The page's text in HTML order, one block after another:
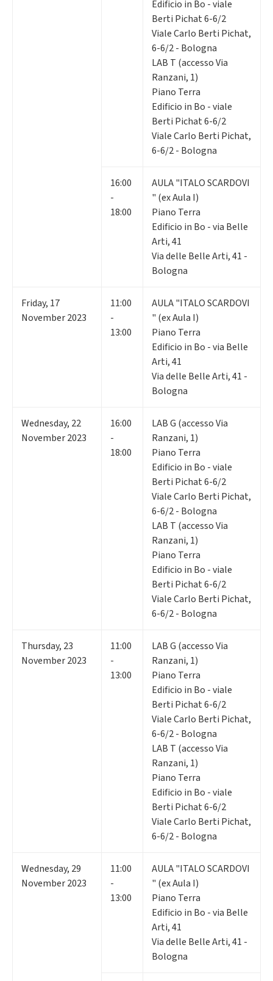
Edificio in Bo - viale
Berti Pichat 6-6/2
Viale Carlo Berti Pichat,
6-6/2 - Bologna
LAB T (accesso Via
Ranzani, 1)
Piano Terra
Edificio in Bo - viale
Berti Pichat 6-6/2
Viale Carlo Berti Pichat,
6-6/2 - Bologna
16:00
-
18:00
AULA "ITALO SCARDOVI
" (ex Aula I)
Piano Terra
Edificio in Bo - via Belle
Arti, 41
Via delle Belle Arti, 41 -
Bologna
Friday, 17
November 2023
11:00
-
13:00
AULA "ITALO SCARDOVI
" (ex Aula I)
Piano Terra
Edificio in Bo - via Belle
Arti, 41
Via delle Belle Arti, 41 -
Bologna
Wednesday, 22
November 2023
16:00
-
18:00
LAB G (accesso Via
Ranzani, 1)
Piano Terra
Edificio in Bo - viale
Berti Pichat 6-6/2
Viale Carlo Berti Pichat,
6-6/2 - Bologna
LAB T (accesso Via
Ranzani, 1)
Piano Terra
Edificio in Bo - viale
Berti Pichat 6-6/2
Viale Carlo Berti Pichat,
6-6/2 - Bologna
Thursday, 23
November 2023
11:00
-
13:00
LAB G (accesso Via
Ranzani, 1)
Piano Terra
Edificio in Bo - viale
Berti Pichat 6-6/2
Viale Carlo Berti Pichat,
6-6/2 - Bologna
LAB T (accesso Via
Ranzani, 1)
Piano Terra
Edificio in Bo - viale
Berti Pichat 6-6/2
Viale Carlo Berti Pichat,
6-6/2 - Bologna
Wednesday, 29
November 2023
11:00
-
13:00
AULA "ITALO SCARDOVI
" (ex Aula I)
Piano Terra
Edificio in Bo - via Belle
Arti, 41
Via delle Belle Arti, 41 -
Bologna